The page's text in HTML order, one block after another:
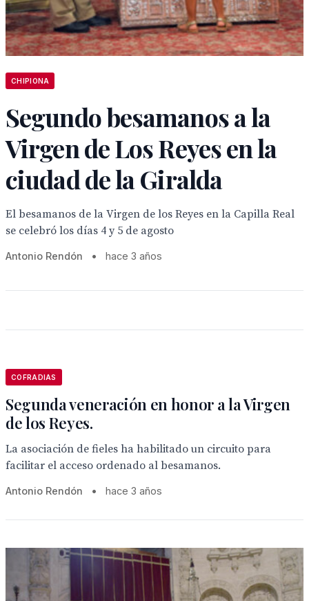
CHIPIONA
Segundo besamanos a la
Virgen de Los Reyes en la
ciudad de la Giralda
El besamanos de la Virgen de los Reyes en la Capilla Real
se celebró los días 4 y 5 de agosto
Antonio Rendón • hace 3 años
COFRADIAS
Segunda veneración en honor a la Virgen
de los Reyes.
La asociación de fieles ha habilitado un circuito para
facilitar el acceso ordenado al besamanos.
Antonio Rendón • hace 3 años